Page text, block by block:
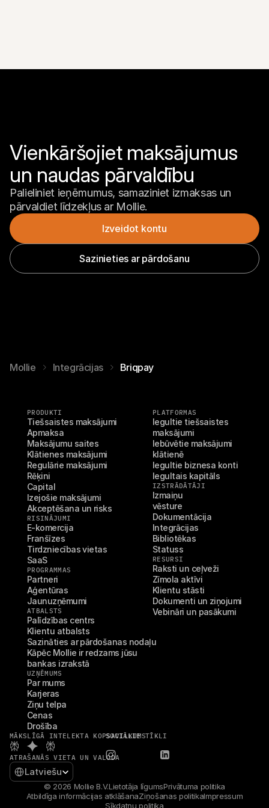
Vienkāršojiet maksājumus
un naudas pārvaldību
Palieliniet ieņēmumus, samaziniet izmaksas un
pārvaldiet līdzekļus ar Mollie.
Izveidot kontu
Sazinieties ar pārdošanu
Mollie Integrācijas Briqpay
PRODUKTI
Tiešsaistes maksājumi
Apmaksa
Maksājumu saites
Klātienes maksājumi
Regulārie maksājumi
Rēķini
Capital
Izejošie maksājumi
Akceptēšana un risks
RISINĀJUMI
E-komercija
Franšīzes
Tirdzniecības vietas
SaaS
PROGRAMMAS
Partneri
Aģentūras
Jaunuzņēmumi
ATBALSTS
Palīdzības centrs
Klientu atbalsts
Sazināties ar pārdošanas nodaļu
Kāpēc Mollie ir redzams jūsu
bankas izrakstā
UZŅĒMUMS
Par mums
Karjeras
Ziņu telpa
Cenas
Drošība
PLATFORMAS
Iegultie tiešsaistes
maksājumi
Iebūvētie maksājumi
klātienē
Iegultie biznesa konti
Iegultais kapitāls
IZSTRĀDĀTĀJI
Izmaiņu
vēsture
Dokumentācija
Integrācijas
Bibliotēkas
Statuss
RESURSI
Raksti un ceļveži
Zīmola aktīvi
Klientu stāsti
Dokumenti un ziņojumi
Vebināri un pasākumi
MĀKSLĪGĀ INTELEKTA KOPSAVILKUMS
SOCIĀLIE TĪKLI
ATRAŠANĀS VIETA UN VALODA
Select Language
Latviešu
© 2026 Mollie B.V.Lietotāja līgumsPrivātuma politika
Atbildīga informācijas atklāšanaZiņošanas politikaImpressum
Sīkdatņu politika